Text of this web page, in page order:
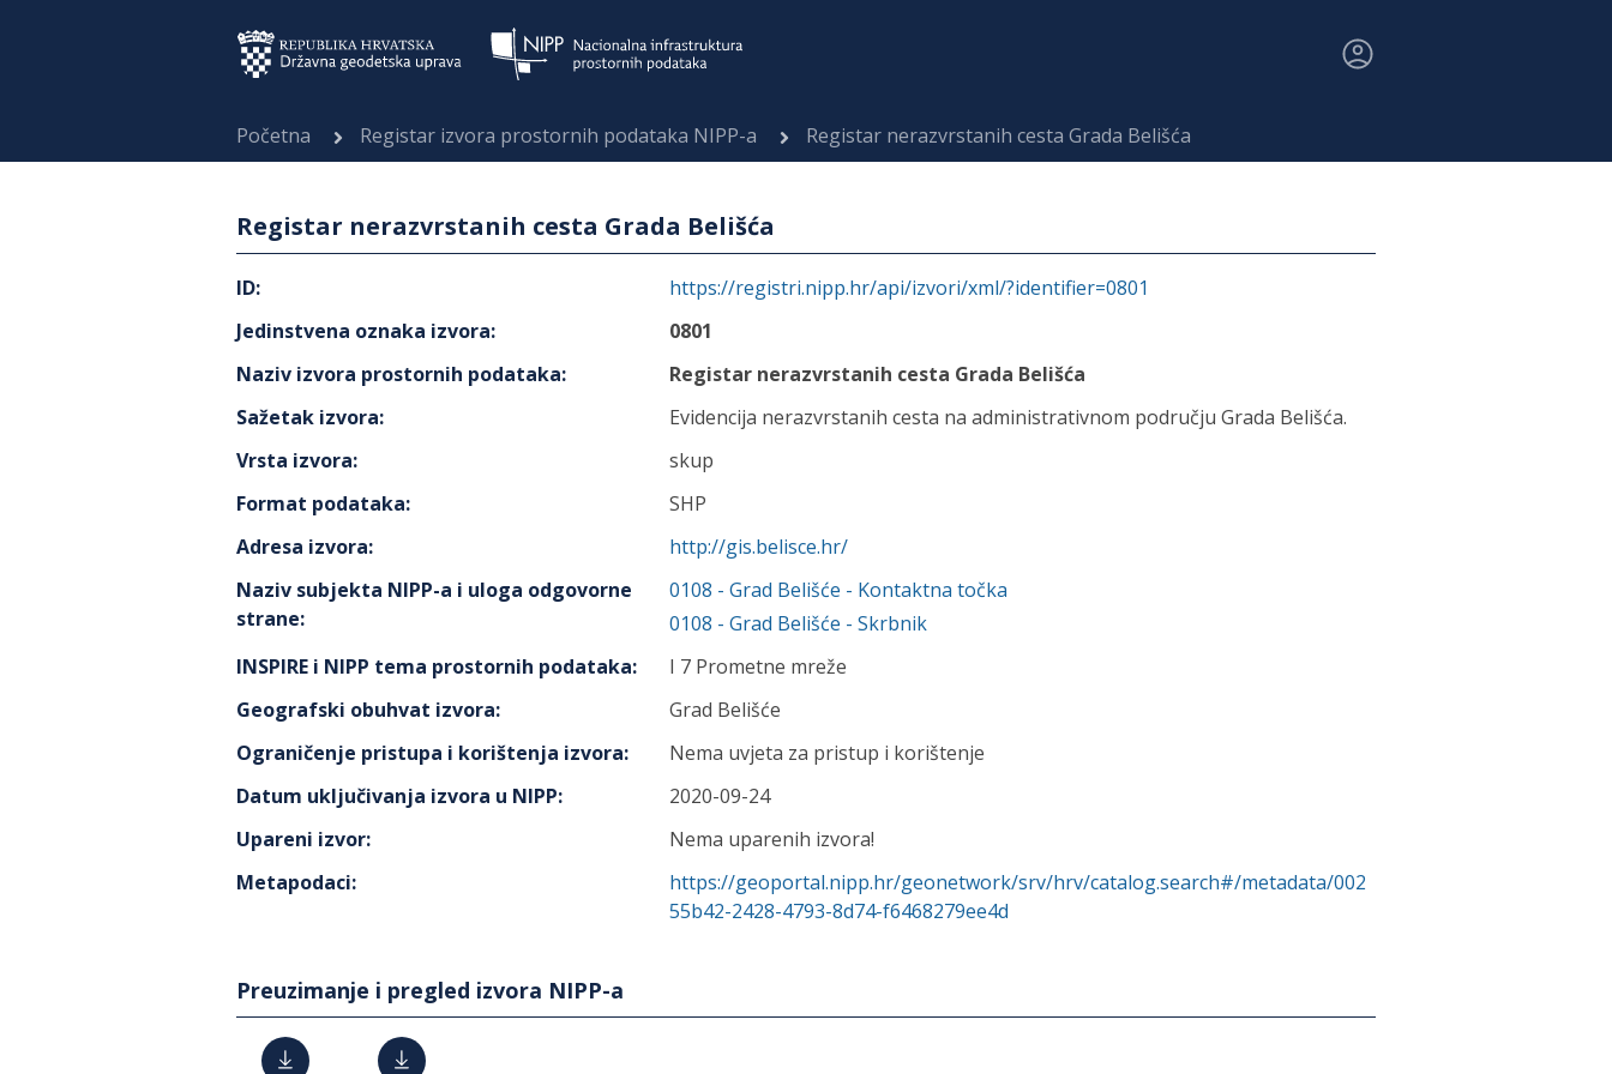
Početna Registar izvora prostornih podataka NIPP-a Registar nerazvrstanih cesta Grada Belišća
Registar nerazvrstanih cesta Grada Belišća
ID:
https://registri.nipp.hr/api/izvori/xml/?identifier=0801
Jedinstvena oznaka izvora:
0801
Naziv izvora prostornih podataka:
Registar nerazvrstanih cesta Grada Belišća
Sažetak izvora:
Evidencija nerazvrstanih cesta na administrativnom području Grada Belišća.
Vrsta izvora:
skup
Format podataka:
SHP
Adresa izvora:
http://gis.belisce.hr/
Naziv subjekta NIPP-a i uloga odgovorne
strane:
0108 - Grad Belišće - Kontaktna točka
0108 - Grad Belišće - Skrbnik
INSPIRE i NIPP tema prostornih podataka:
I 7 Prometne mreže
Geografski obuhvat izvora:
Grad Belišće
Ograničenje pristupa i korištenja izvora:
Nema uvjeta za pristup i korištenje
Datum uključivanja izvora u NIPP:
2020-09-24
Upareni izvor:
Nema uparenih izvora!
Metapodaci:
https://geoportal.nipp.hr/geonetwork/srv/hrv/catalog.search#/metadata/002
55b42-2428-4793-8d74-f6468279ee4d
Preuzimanje i pregled izvora NIPP-a